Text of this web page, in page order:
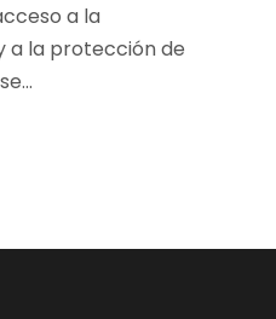
a la
a la protección de